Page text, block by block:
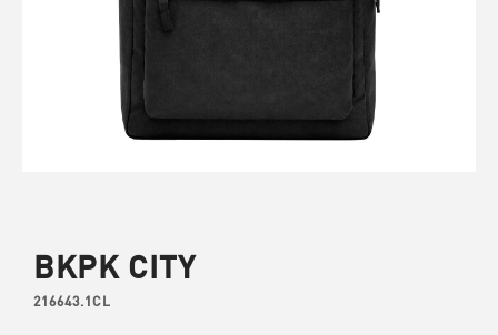
BKPK CITY
216643.1CL